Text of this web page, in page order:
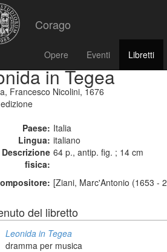
Corago
Opere Eventi Libretti
in Tegea
Francesco Nicolini, 1676
Paese: Italia
Lingua: italiano
Descrizione
fisica:
64 p., antip. fig. ; 14 cm
[Ziani, Marc'Antonio (1653 -
del libretto
Leonida in Tegea
dramma per musica